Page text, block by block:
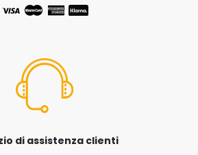
di assistenza clienti